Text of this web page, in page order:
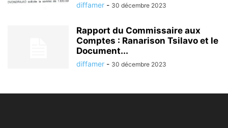
diffamer - 30 décembre 2023
Rapport du Commissaire aux
Comptes : Ranarison Tsilavo et le
Document...
diffamer - 30 décembre 2023